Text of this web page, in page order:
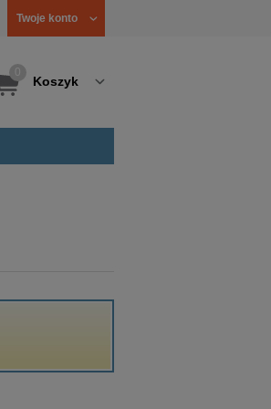
Twoje konto
Koszyk